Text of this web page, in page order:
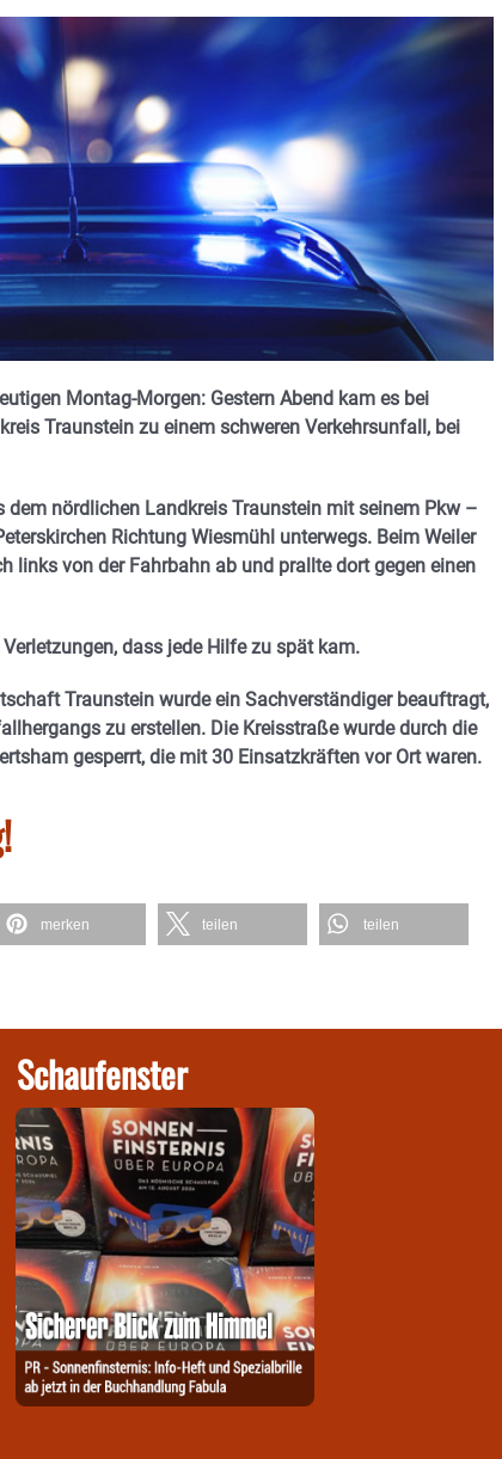
Montag-Morgen: Gestern Abend kam es bei
Traunstein zu einem schweren Verkehrsunfall, bei
dem nördlichen Landkreis Traunstein mit seinem Pkw –
Richtung Wiesmühl unterwegs. Beim Weiler
links von der Fahrbahn ab und prallte dort gegen einen
dass jede Hilfe zu spät kam.
Traunstein wurde ein Sachverständiger beauftragt,
zu erstellen. Die Kreisstraße wurde durch die
gesperrt, die mit 30 Einsatzkräften vor Ort waren.
merken teilen teilen
Schaufenster